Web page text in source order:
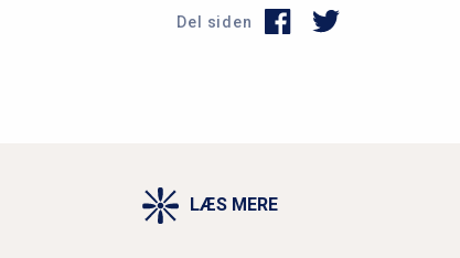
Del siden
LÆS MERE